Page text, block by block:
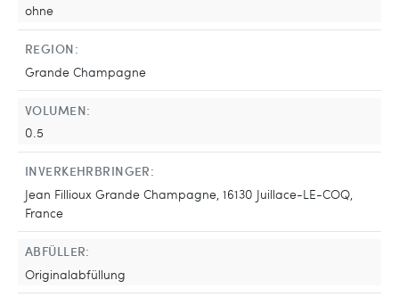
ohne
REGION:
Grande Champagne
VOLUMEN:
0.5
INVERKEHRBRINGER:
Jean Fillioux Grande Champagne, 16130 Juillace-LE-COQ,
France
ABFÜLLER:
Originalabfüllung